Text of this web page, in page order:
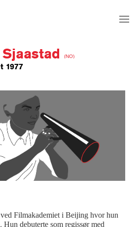
(NO)
1977
ved Filmakademiet i Beijing hvor hun
debuterte som regissør med